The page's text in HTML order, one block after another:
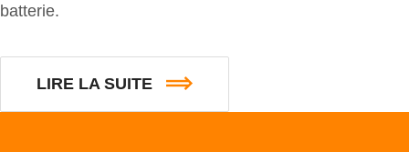
batterie.
LIRE LA SUITE